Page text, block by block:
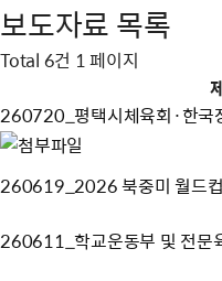
보도자료목록
Total 6건 1 페이지
260720_평택시체육회·한국
260619_2026 북중미 월드
260611_학교운동부 및 전문